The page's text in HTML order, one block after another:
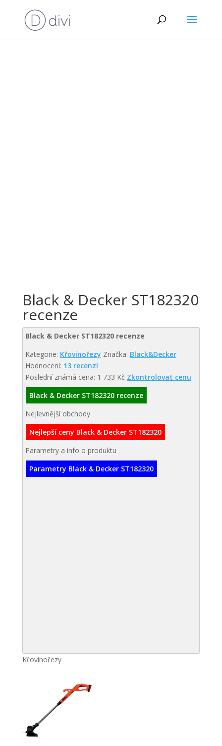
Black & Decker ST182320
recenze
Black & Decker ST182320 recenze
Kategorie: Křovinořezy Značka: Black&Decker
Hodnocení: 13 recenzí
Poslední známá cena: 1 733 Kč Zkontrolovat cenu
Black & Decker ST182320 recenze
Nejlevnější obchody
Nejlepší ceny Black & Decker ST182320
Parametry a info o produktu
Parametry Black & Decker ST182320
Křovinořezy